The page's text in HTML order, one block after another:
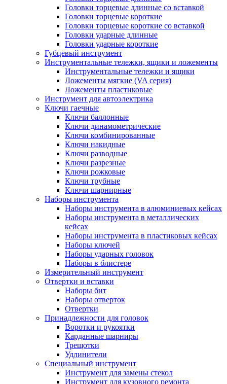
Головки торцевые длинные со вставкой
Головки торцевые короткие
Головки торцевые короткие со вставкой
Головки ударные длинные
Головки ударные короткие
Губцевый инструмент
Инструментальные тележки, ящики и ложементы
Инструментальные тележки и ящики
Ложементы мягкие (VA серия)
Ложементы пластиковые
Инструмент для автоэлектрика
Ключи гаечные
Ключи баллонные
Ключи динамометрические
Ключи комбинированные
Ключи накидные
Ключи разводные
Ключи разрезные
Ключи рожковые
Ключи трубные
Ключи шарнирные
Наборы инструмента
Наборы инструмента в алюминиевых кейсах
Наборы инструмента в металлических
кейсах
Наборы инструмента в пластиковых кейсах
Наборы ключей
Наборы ударных головок
Наборы в блистере
Измерительный инструмент
Отвертки и вставки
Наборы бит
Наборы отверток
Отвертки
Принадлежности для головок
Воротки и рукоятки
Карданные шарниры
Трещотки
Удлинители
Специальный инструмент
Инструмент для замены стекол
Инструмент для кузовного ремонта